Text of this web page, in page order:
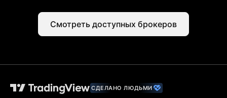
Смотреть доступных брокеров
СДЕЛАНО ЛЮДЬМИ